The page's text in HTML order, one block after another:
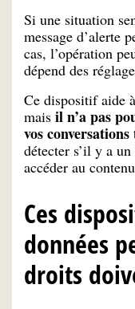
Si une situation
message d’alerte
cas, l’opération
dépend des
Ce dispositif aide
mais il n’a pas
vos
détecter s’il y a
accéder au
Ces
données
droits